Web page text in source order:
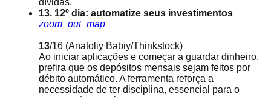
dívidas.
13. 12º dia: automatize seus investimentos
zoom_out_map
13/16 (Anatoliy Babiy/Thinkstock)
Ao iniciar aplicações e começar a guardar dinheiro,
prefira que os depósitos mensais sejam feitos por
débito automático. A ferramenta reforça a
necessidade de ter disciplina, essencial para o